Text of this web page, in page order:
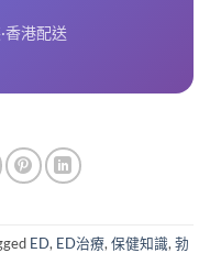
香港配送
ED, ED治療, 保健知識, 勃